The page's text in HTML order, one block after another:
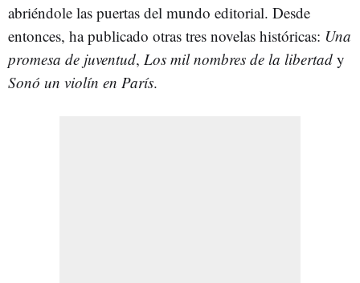
abriéndole las puertas del mundo editorial. Desde
entonces, ha publicado otras tres novelas históricas: Una
promesa de juventud, Los mil nombres de la libertad y
Sonó un violín en París.